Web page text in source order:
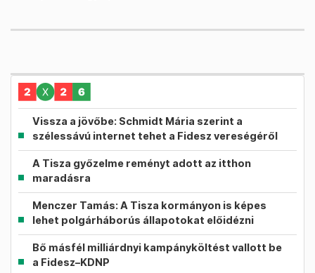
Vissza a jövőbe: Schmidt Mária szerint a
szélessávú internet tehet a Fidesz vereségéről
A Tisza győzelme reményt adott az itthon
maradásra
Menczer Tamás: A Tisza kormányon is képes
lehet polgárháborús állapotokat előidézni
Bő másfél milliárdnyi kampányköltést vallott be
a Fidesz–KDNP